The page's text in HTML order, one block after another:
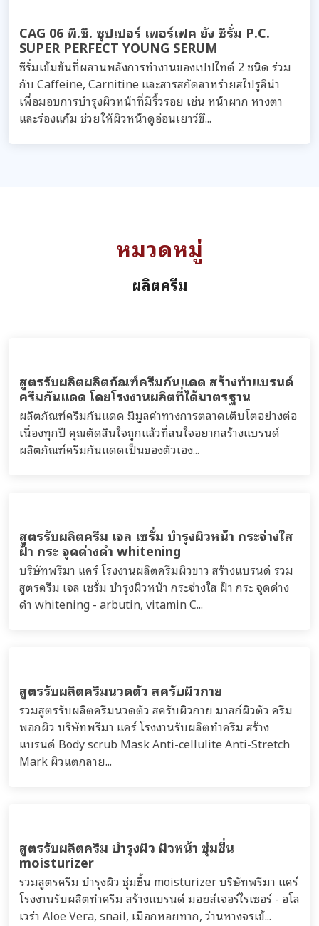
CAG 06 พี.ซี. ซุปเปอร์ เพอร์เฟค ยัง ซีรั่ม P.C.
SUPER PERFECT YOUNG SERUM
ซีรั่มเข้มข้นที่ผสานพลังการทำงานของเปปไทด์ 2 ชนิด ร่วม
กับ Caffeine, Carnitine และสารสกัดสาหร่ายสไปรูลิน่า
เพื่อมอบการบำรุงผิวหน้าที่มีริ้วรอย เช่น หน้าผาก หางตา
และร่องแก้ม ช่วยให้ผิวหน้าดูอ่อนเยาว์ขึ...
หมวดหมู่
ผลิตครีม
สูตรรับผลิตผลิตภัณฑ์ครีมกันแดด สร้างทำแบรนด์
ครีมกันแดด โดยโรงงานผลิตที่ได้มาตรฐาน
ผลิตภัณฑ์ครีมกันแดด มีมูลค่าทางการตลาดเติบโตอย่างต่อ
เนื่องทุกปี คุณตัดสินใจถูกแล้วที่สนใจอยากสร้างแบรนด์
ผลิตภัณฑ์ครีมกันแดดเป็นของตัวเอง...
สูตรรับผลิตครีม เจล เซรั่ม บำรุงผิวหน้า กระจ่างใส
ฝ้า กระ จุดด่างดำ whitening
บริษัทพรีมา แคร์ โรงงานผลิตครีมผิวขาว สร้างแบรนด์ รวม
สูตรครีม เจล เซรั่ม บำรุงผิวหน้า กระจ่างใส ฝ้า กระ จุดด่าง
ดำ whitening - arbutin, vitamin C...
สูตรรับผลิตครีมนวดตัว สครับผิวกาย
รวมสูตรรับผลิตครีมนวดตัว สครับผิวกาย มาสก์ผิวตัว ครีม
พอกผิว บริษัทพรีมา แคร์ โรงงานรับผลิตทำครีม สร้าง
แบรนด์ Body scrub Mask Anti-cellulite Anti-Stretch
Mark ผิวแตกลาย...
สูตรรับผลิตครีม บำรุงผิว ผิวหน้า ชุ่มชื่น
moisturizer
รวมสูตรครีม บำรุงผิว ชุ่มชื้น moisturizer บริษัทพรีมา แคร์
โรงงานรับผลิตทำครีม สร้างแบรนด์ มอยส์เจอร์ไรเซอร์ - อโล
เวร่า Aloe Vera, snail, เมือกหอยทาก, ว่านหางจรเข้...